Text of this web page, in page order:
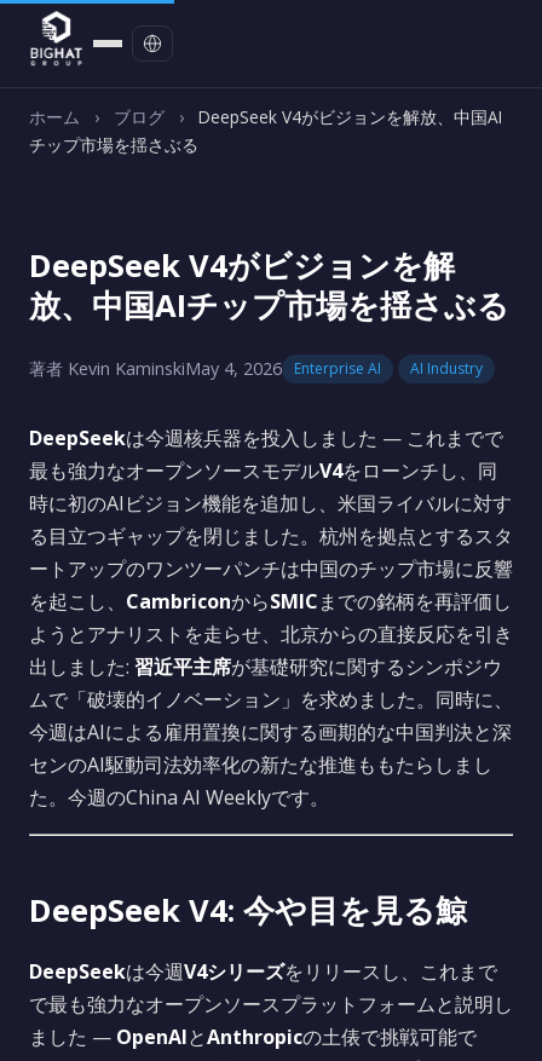
ホーム › ブログ ›
DeepSeek V4がビジョンを解放、中国AI
チップ市場を揺さぶる
DeepSeek V4がビジョンを解
放、中国AIチップ市場を揺さぶる
著者 Kevin KaminskiMay 4, 2026 Enterprise AI AI Industry
DeepSeekは今週核兵器を投入しました — これまでで
最も強力なオープンソースモデルV4をローンチし、同
時に初のAIビジョン機能を追加し、米国ライバルに対す
る目立つギャップを閉じました。杭州を拠点とするスタ
ートアップのワンツーパンチは中国のチップ市場に反響
を起こし、 CambriconからSMICまでの銘柄を再評価し
ようとアナリストを走らせ、北京からの直接反応を引き
出しました: 習近平主席が基礎研究に関するシンポジウ
ムで「破壊的イノベーション」を求めました。同時に、
今週はAIによる雇用置換に関する画期的な中国判決と深
センのAI駆動司法効率化の新たな推進ももたらしまし
た。今週のChina AI Weeklyです。
DeepSeek V4: 今や目を見る鯨
DeepSeekは今週V4シリーズをリリースし、これまで
で最も強力なオープンソースプラットフォームと説明し
ました — OpenAIとAnthropicの土俵で挑戦可能で